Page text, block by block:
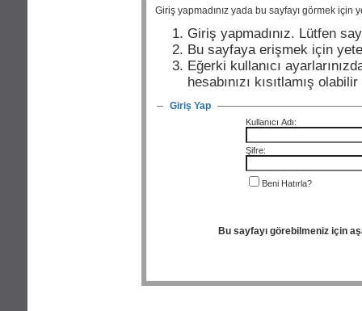
Giriş yapmadınız yada bu sayfayı görmek
Giriş yapmadınız. Lütfen
Bu sayfaya erişmek için
Eğerki kullanıcı
hesabınızı kısıtlamış
Giriş Yap
Kullanıcı Adı:
Şifre:
Beni Hatırla?
Bu sayfayı görebilmeniz için